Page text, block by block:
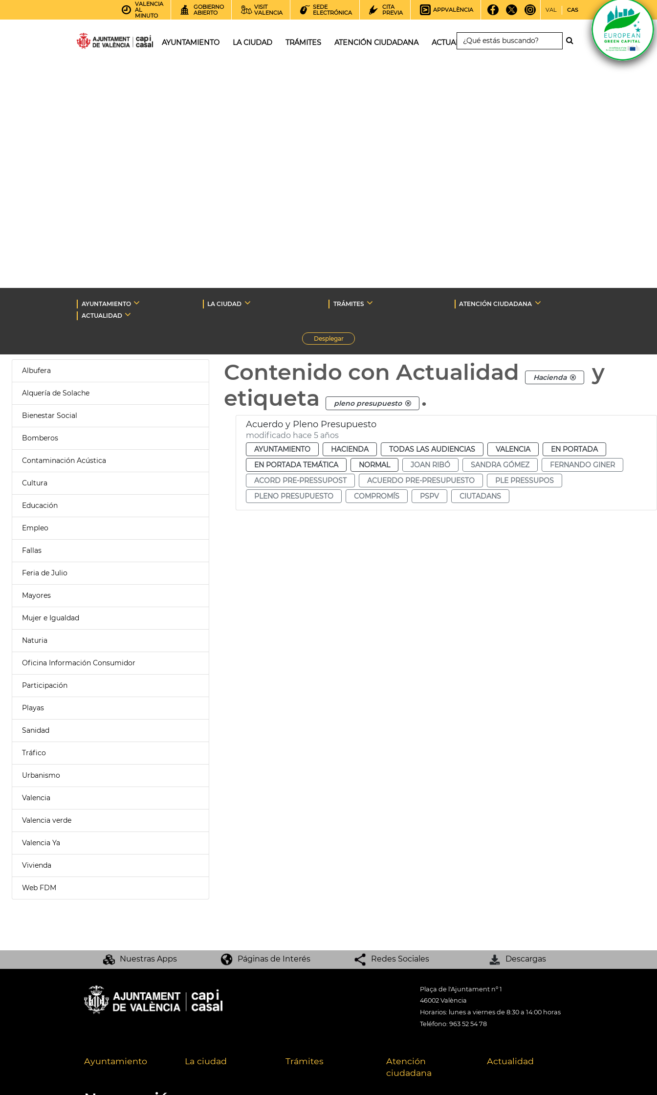
VALENCIA
AL
MINUTO
GOBIERNO
ABIERTO
VISIT
VALENCIA
SEDE
ELECTRÓNICA
CITA
PREVIA
APPVALÈNCIA VAL CAS
AYUNTAMIENTO LA CIUDAD TRÁMITES ATENCIÓN CIUDADANA ACTUALIDAD
AYUNTAMIENTO LA CIUDAD TRÁMITES
ATENCIÓN CIUDADANA
ACTUALIDAD
Desplegar
Albufera
Alquería de Solache
Bienestar Social
Bomberos
Contaminación Acústica
Cultura
Educación
Empleo
Fallas
Feria de Julio
Mayores
Mujer e Igualdad
Naturia
Oficina Información Consumidor
Participación
Playas
Sanidad
Tráfico
Urbanismo
Valencia
Valencia verde
Valencia Ya
Vivienda
Web FDM
Contenido con Actualidad Hacienda
y
etiqueta
pleno presupuesto .
Acuerdo y Pleno Presupuesto
modificado hace 5 años
AYUNTAMIENTO HACIENDA TODAS LAS AUDIENCIAS VALENCIA
EN PORTADA
EN PORTADA TEMÁTICA
NORMAL JOAN RIBÓ SANDRA GÓMEZ
FERNANDO GINER
ACORD PRE-PRESSUPOST
ACUERDO PRE-PRESUPUESTO
PLE PRESSUPOS
PLENO PRESUPUESTO
COMPROMÍS PSPV CIUTADANS
Nuestras Apps Páginas de Interés Redes Sociales Descargas
Plaça de l'Ajuntament nº 1
46002 València
Horarios: lunes a viernes de 8:30 a 14:00 horas
Teléfono: 963 52 54 78
Ayuntamiento La ciudad Trámites
Atención
ciudadana
Actualidad